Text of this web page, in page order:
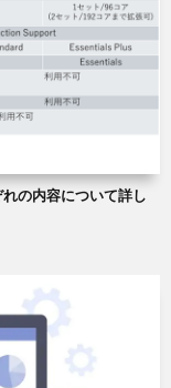
の内容について詳し